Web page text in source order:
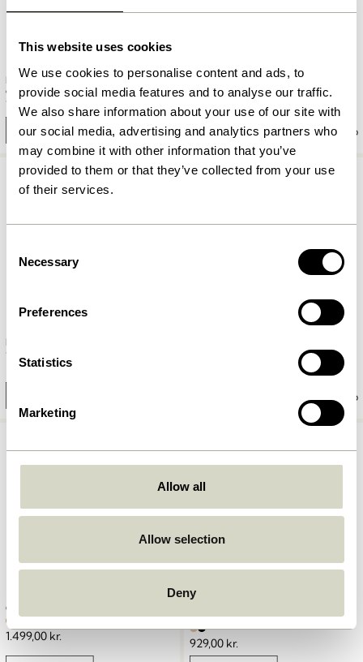
This website uses cookies
We use cookies to personalise content and ads, to
provide social media features and to analyse our traffic.
We also share information about your use of our site with
our social media, advertising and analytics partners who
may combine it with other information that you’ve
provided to them or that they’ve collected from your use
of their services.
Selection
Necessary
Preferences
Statistics
Marketing
Allow all
Allow selection
Deny
Mush Lampe de table Mini Bleu
claire
1.399,00 kr.
Ajouter au panier
Mush Lampe de table Mini
Rouge
Ajouter au panier
Ray Pendule Noir
1.049,00 kr.
Chand Pendule Trapez Naturel
1.499,00 kr.
Sable/Burgundy
929,00 kr.